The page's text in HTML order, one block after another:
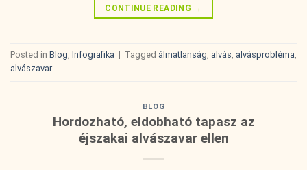
CONTINUE READING →
Posted in Blog, Infografika | Tagged álmatlanság, alvás, alvásprobléma,
alvászavar
BLOG
Hordozható, eldobható tapasz az
éjszakai alvászavar ellen